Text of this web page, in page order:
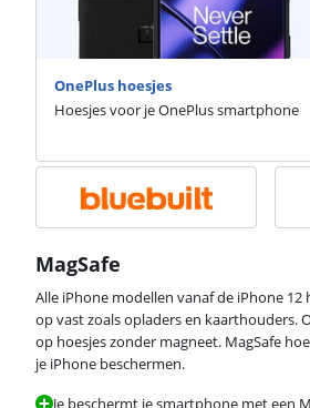
OnePlus hoesjes
Hoesjes voor je OnePlus smartphone
MagSafe
Alle iPhone modellen vanaf de iPhone 12
op vast zoals opladers en kaarthouders.
op hoesjes zonder magneet. MagSafe
je iPhone beschermen.
Je beschermt je smartphone met een